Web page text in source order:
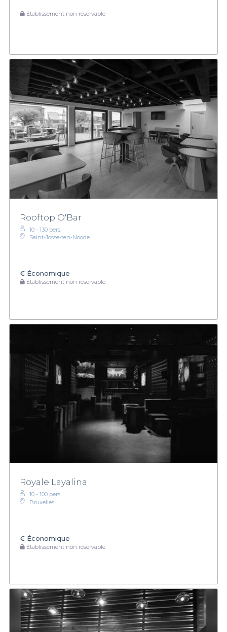
Établissement non réservable
Rooftop O'Bar
10 - 130 pers.
Saint-Josse-ten-Noode
€ Économique
Établissement non réservable
Royale Layalina
10 - 100 pers.
Bruxelles
€ Économique
Établissement non réservable